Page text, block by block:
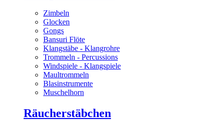
Zimbeln
Glocken
Gongs
Bansuri Flöte
Klangstäbe - Klangrohre
Trommeln - Percussions
Windspiele - Klangspiele
Maultrommeln
Blasinstrumente
Muschelhorn
Räucherstäbchen